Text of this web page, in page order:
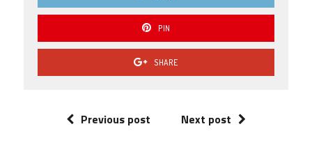
PIN
SHARE
Previous post Next post